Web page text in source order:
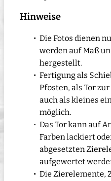
Hinweise
Die Fotos dienen
werden auf Maß
hergestellt.
Fertigung als
Pfosten, als Tor
auch als kleines
möglich.
Das Tor kann auf
Farben lackiert
abgesetzten
aufgewertet
Die Zierelemente,